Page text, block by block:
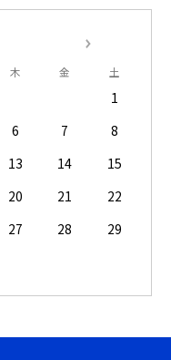
木 金 土
1
6 7
8
13 14
15
20 21
22
27 28
29